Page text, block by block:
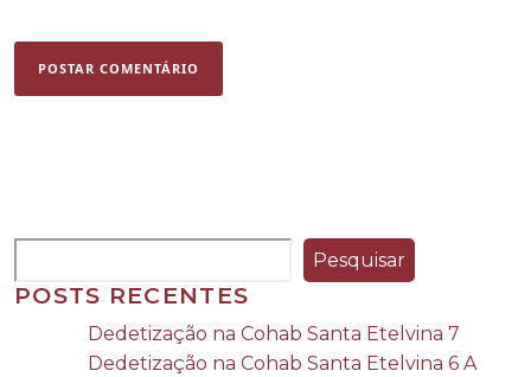
Pesquisar
POSTS RECENTES
Dedetização na Cohab Santa Etelvina 7
Dedetização na Cohab Santa Etelvina 6 A